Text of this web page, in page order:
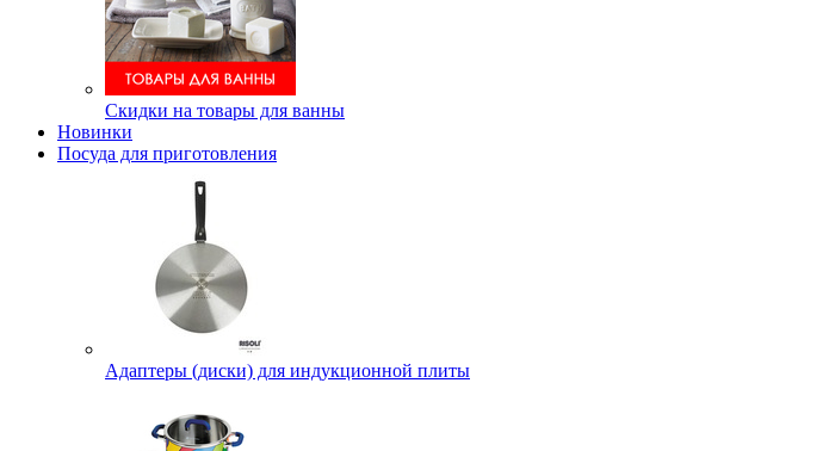
Скидки на товары для ванны
Новинки
Посуда для приготовления
Адаптеры (диски) для индукционной плиты